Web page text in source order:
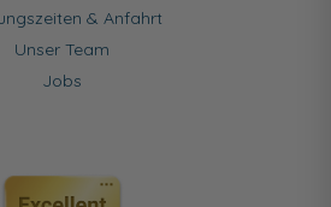
& Anfahrt
Unser Team
Jobs